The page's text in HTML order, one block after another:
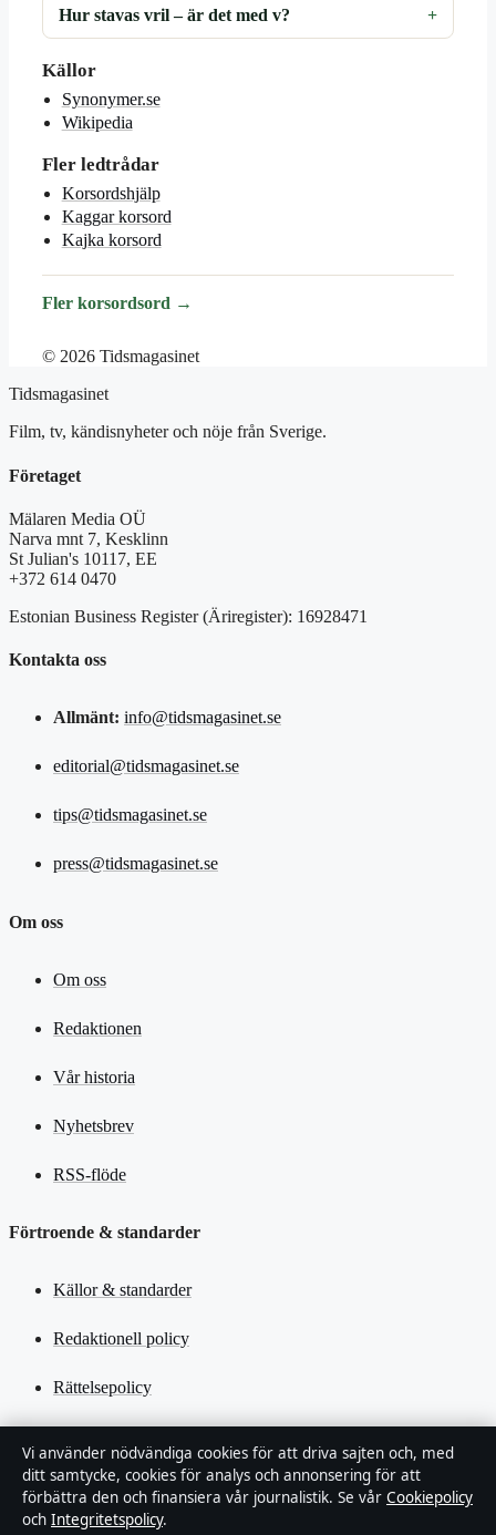
Hur stavas vril – är det med v?
Källor
Synonymer.se
Wikipedia
Fler ledtrådar
Korsordshjälp
Kaggar korsord
Kajka korsord
Fler korsordsord →
© 2026 Tidsmagasinet
Tidsmagasinet
Film, tv, kändisnyheter och nöje från Sverige.
Företaget
Mälaren Media OÜ
Narva mnt 7, Kesklinn
St Julian's 10117, EE
+372 614 0470
Estonian Business Register (Äriregister): 16928471
Kontakta oss
Allmänt: info@tidsmagasinet.se
editorial@tidsmagasinet.se
tips@tidsmagasinet.se
press@tidsmagasinet.se
Om oss
Om oss
Redaktionen
Vår historia
Nyhetsbrev
RSS-flöde
Förtroende & standarder
Källor & standarder
Redaktionell policy
Rättelsepolicy
Kändisar & integritet
Vi använder nödvändiga cookies för att driva sajten och, med
ditt samtycke, cookies för analys och annonsering för att
förbättra den och finansiera vår journalistik. Se vår Cookiepolicy
och Integritetspolicy.